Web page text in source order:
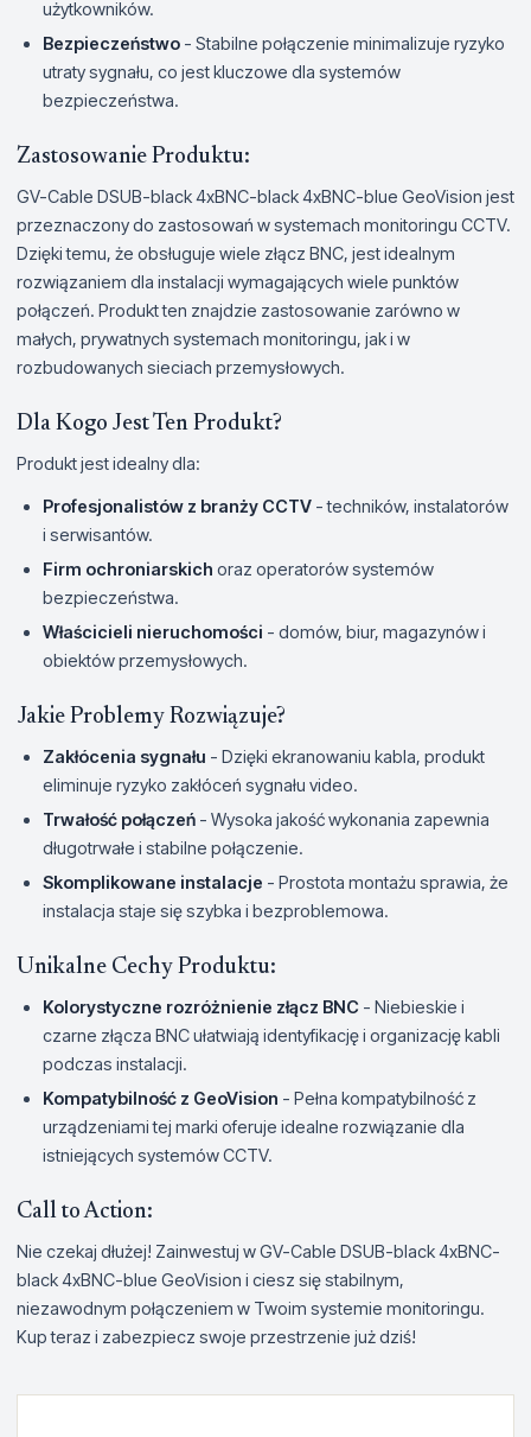
użytkowników.
Bezpieczeństwo - Stabilne połączenie minimalizuje ryzyko
utraty sygnału, co jest kluczowe dla systemów
bezpieczeństwa.
Zastosowanie Produktu:
GV-Cable DSUB-black 4xBNC-black 4xBNC-blue GeoVision jest
przeznaczony do zastosowań w systemach monitoringu CCTV.
Dzięki temu, że obsługuje wiele złącz BNC, jest idealnym
rozwiązaniem dla instalacji wymagających wiele punktów
połączeń. Produkt ten znajdzie zastosowanie zarówno w
małych, prywatnych systemach monitoringu, jak i w
rozbudowanych sieciach przemysłowych.
Dla Kogo Jest Ten Produkt?
Produkt jest idealny dla:
Profesjonalistów z branży CCTV - techników, instalatorów
i serwisantów.
Firm ochroniarskich oraz operatorów systemów
bezpieczeństwa.
Właścicieli nieruchomości - domów, biur, magazynów i
obiektów przemysłowych.
Jakie Problemy Rozwiązuje?
Zakłócenia sygnału - Dzięki ekranowaniu kabla, produkt
eliminuje ryzyko zakłóceń sygnału video.
Trwałość połączeń - Wysoka jakość wykonania zapewnia
długotrwałe i stabilne połączenie.
Skomplikowane instalacje - Prostota montażu sprawia, że
instalacja staje się szybka i bezproblemowa.
Unikalne Cechy Produktu:
Kolorystyczne rozróżnienie złącz BNC - Niebieskie i
czarne złącza BNC ułatwiają identyfikację i organizację kabli
podczas instalacji.
Kompatybilność z GeoVision - Pełna kompatybilność z
urządzeniami tej marki oferuje idealne rozwiązanie dla
istniejących systemów CCTV.
Call to Action:
Nie czekaj dłużej! Zainwestuj w GV-Cable DSUB-black 4xBNC-
black 4xBNC-blue GeoVision i ciesz się stabilnym,
niezawodnym połączeniem w Twoim systemie monitoringu.
Kup teraz i zabezpiecz swoje przestrzenie już dziś!